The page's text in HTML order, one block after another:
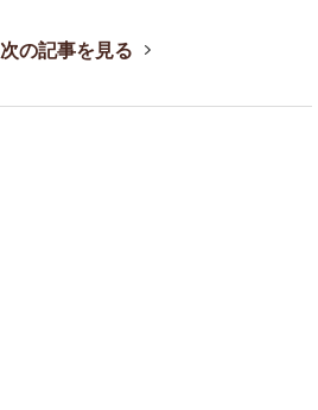
次の記事を見る